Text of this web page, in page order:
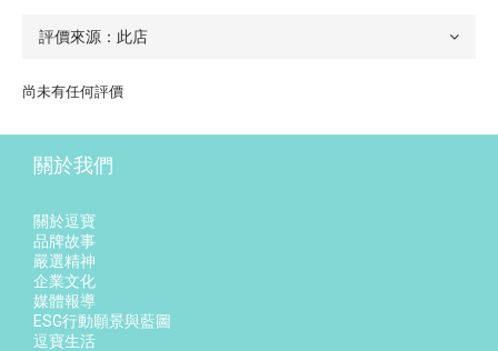
尚未有任何評價
關於我們
關於逗寶
品牌故事
嚴選精神
企業文化
媒體報導
ESG行動願景與藍圖
逗寶生活